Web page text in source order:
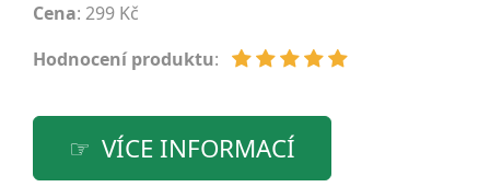
Cena: 299 Kč
Hodnocení produktu:
VÍCE INFORMACÍ